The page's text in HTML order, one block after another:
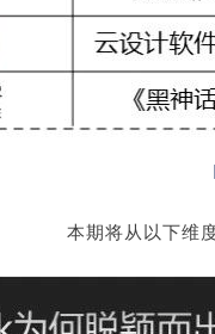
本期将从以下维